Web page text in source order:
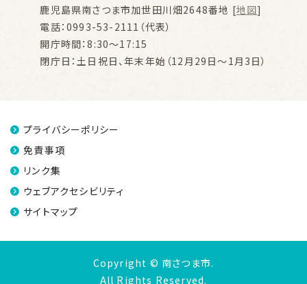
鹿児島県南さつま市加世田川畑2648番地 [地図]
電話：0993-53-2111（代表）
開庁時間：8:30～17:15
閉庁日：土日祝日、年末年始（12月29日～1月3日）
プライバシーポリシー
免責事項
リンク集
ウェブアクセシビリティ
サイトマップ
Copyright © 南さつま市.
All Rights Reserved.